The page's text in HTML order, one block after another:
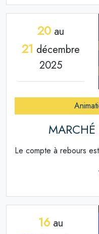
20 au
21 décembre
2025
Le compte à rebours
16 au